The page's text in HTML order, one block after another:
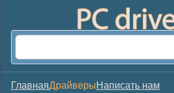
ГлавнаяДрайверыНаписать нам